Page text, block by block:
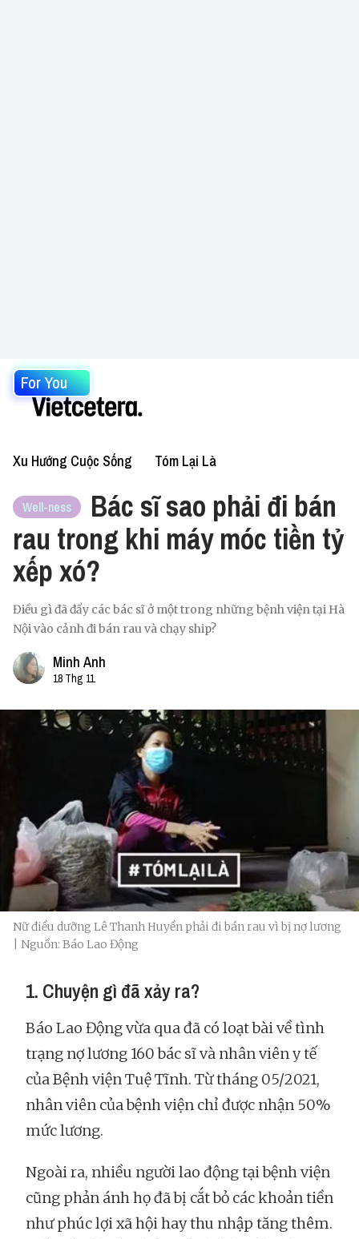
For You
Xu Hướng Cuộc Sống Tóm Lại Là
Well-ness
Bác sĩ sao phải đi bán
rau trong khi máy móc tiền tỷ
xếp xó?
Điều gì đã đẩy các bác sĩ ở một trong những bệnh viện tại Hà
Nội vào cảnh đi bán rau và chạy ship?
Minh Anh
18 Thg 11
Nữ điều dưỡng Lê Thanh Huyền phải đi bán rau vì bị nợ lương
| Nguồn: Báo Lao Động
1. Chuyện gì đã xảy ra?
Báo Lao Động vừa qua đã có loạt bài về tình
trạng nợ lương 160 bác sĩ và nhân viên y tế
của Bệnh viện Tuệ Tĩnh. Từ tháng 05/2021,
nhân viên của bệnh viện chỉ được nhận 50%
mức lương.
Ngoài ra, nhiều người lao động tại bệnh viện
cũng phản ánh họ đã bị cắt bỏ các khoản tiền
như phúc lợi xã hội hay thu nhập tăng thêm.